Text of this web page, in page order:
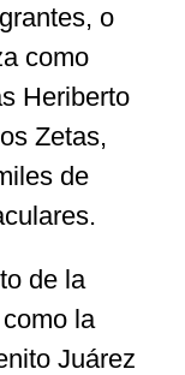
o
como
Heriberto
Zetas,
de
de la
la
Juárez